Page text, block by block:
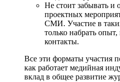
Не стоит забывать и
проектных
СМИ. Участие в
только набрать
контакты.
Все эти форматы участия
как работает медийная
вклад в общее развитие